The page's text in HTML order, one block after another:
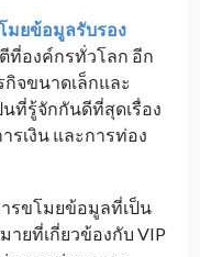
มยข้อมูลรับรอง
ที่องค์กรทั่วโลก อีก
จขนาดเล็กและ
นที่รู้จักกันดีที่สุดเรื่อง
เงิน และการท่อง
รขโมยข้อมูลที่เป็น
ยที่เกี่ยวข้องกับ VIP